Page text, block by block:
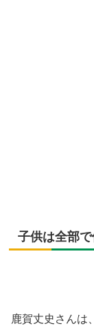
子供は全部
鹿賀丈史さんは